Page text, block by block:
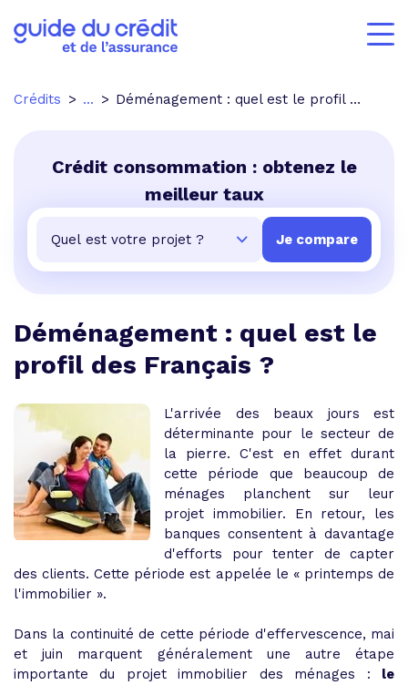
Crédits ... Déménagement : quel est le profil des Français ?
Crédit consommation : obtenez le
meilleur taux
Déménagement : quel est le
profil des Français ?
L'arrivée des beaux jours est
déterminante pour le secteur de
la pierre. C'est en effet durant
cette période que beaucoup de
ménages planchent sur leur
projet immobilier. En retour, les
banques consentent à davantage
d'efforts pour tenter de capter
des clients. Cette période est appelée le « printemps de
l'immobilier ».
Dans la continuité de cette période d'effervescence, mai
et juin marquent généralement une autre étape
importante du projet immobilier des ménages : le